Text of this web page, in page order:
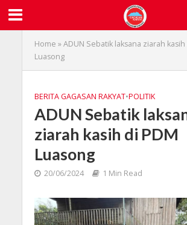
Home »ADUN Sebatik laksana ziarah kasih
Luasong
BERITA GAGASAN RAKYAT•POLITIK
ADUN Sebatik
ziarah kasih di PDM
Luasong
20/06/2024 1 Min Read